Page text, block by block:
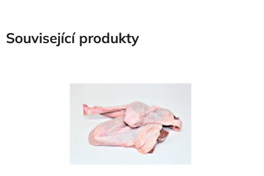
Související produkty